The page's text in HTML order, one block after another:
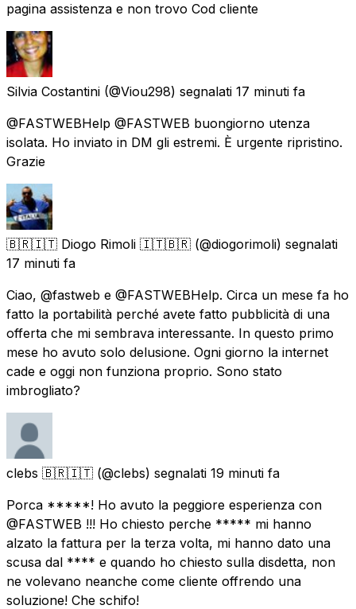
pagina assistenza e non trovo Cod cliente
Silvia Costantini (@Viou298) segnalati 17 minuti fa
@FASTWEBHelp @FASTWEB buongiorno utenza
isolata. Ho inviato in DM gli estremi. È urgente ripristino.
Grazie
🇧🇷🇮🇹 Diogo Rimoli 🇮🇹🇧🇷 (@diogorimoli) segnalati
17 minuti fa
Ciao, @fastweb e @FASTWEBHelp. Circa un mese fa ho
fatto la portabilità perché avete fatto pubblicità di una
offerta che mi sembrava interessante. In questo primo
mese ho avuto solo delusione. Ogni giorno la internet
cade e oggi non funziona proprio. Sono stato
imbrogliato?
clebs 🇧🇷🇮🇹 (@clebs) segnalati 19 minuti fa
Porca *****! Ho avuto la peggiore esperienza con
@FASTWEB !!! Ho chiesto perche ***** mi hanno
alzato la fattura per la terza volta, mi hanno dato una
scusa dal **** e quando ho chiesto sulla disdetta, non
ne volevano neanche come cliente offrendo una
soluzione! Che schifo!